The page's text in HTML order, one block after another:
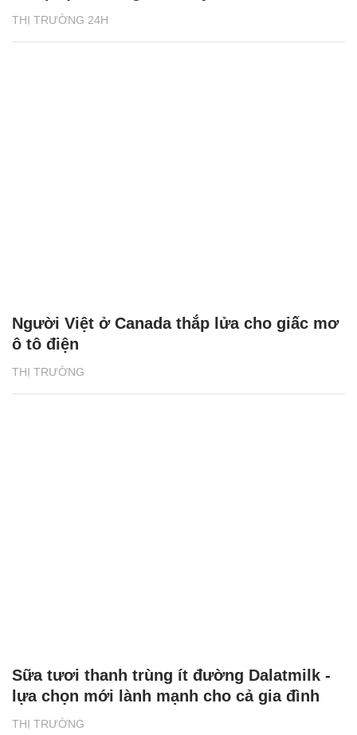
THỊ TRƯỜNG 24H
THỊ TRƯỜNG
Người Việt ở Canada thắp lửa cho giấc mơ
ô tô điện
THỊ TRƯỜNG
Sữa tươi thanh trùng ít đường Dalatmilk -
lựa chọn mới lành mạnh cho cả gia đình